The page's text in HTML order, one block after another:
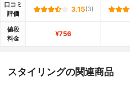
口コミ
評価
3.15(3)
値段
料金
¥756
スタイリングの関連商品